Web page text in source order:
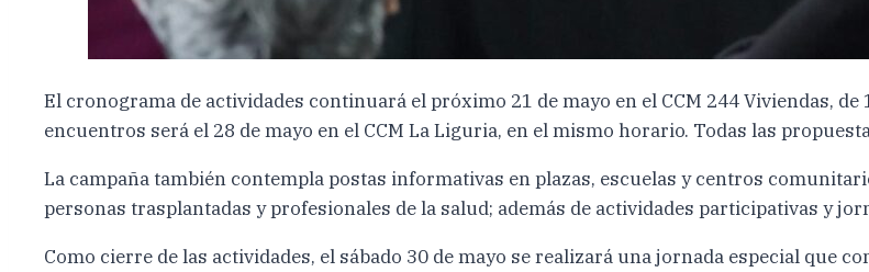
El cronograma de actividades continuará el próximo 21 de mayo en el CCM 244 Viviendas, de
encuentros será el 28 de mayo en el CCM La Liguria, en el mismo horario. Todas las
La campaña también contempla postas informativas en plazas, escuelas y centros
personas trasplantadas y profesionales de la salud; además de actividades participativas y
Como cierre de las actividades, el sábado 30 de mayo se realizará una jornada especial que